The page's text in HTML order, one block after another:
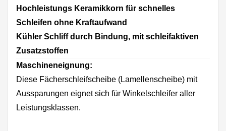
Hochleistungs Keramikkorn für schnelles
Schleifen ohne Kraftaufwand
Kühler Schliff durch Bindung, mit schleifaktiven
Zusatzstoffen
Maschineneignung:
Diese Fächerschleifscheibe (Lamellenscheibe) mit
Aussparungen eignet sich für Winkelschleifer aller
Leistungsklassen.